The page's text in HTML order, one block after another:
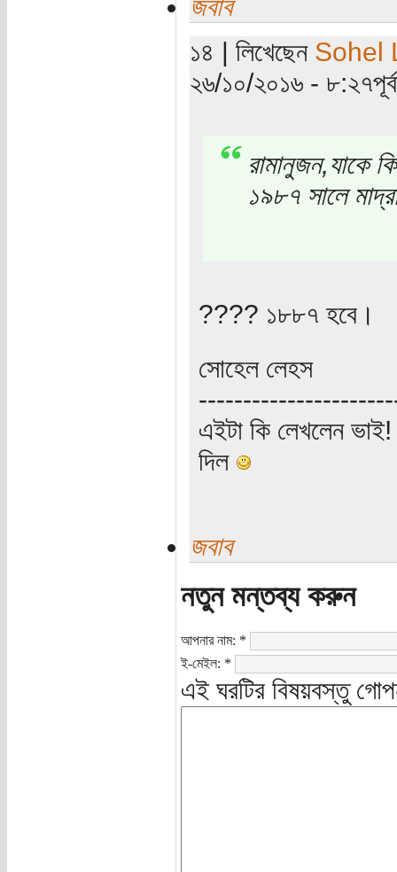
জবাব
১৪ | লিখেছেন Sohel
২৬/১০/২০১৬ -
রামানুজন,যাকে
১৯৮৭ সালে
???? ১৮৮৭ হবে।
সোহেল লেহস
এইটা কি লেখলেন
দিল
জবাব
নতুন মন্তব্য করুন
আপনার নাম: *
ই-মেইল: *
এই ঘরটির বিষয়বস্তু